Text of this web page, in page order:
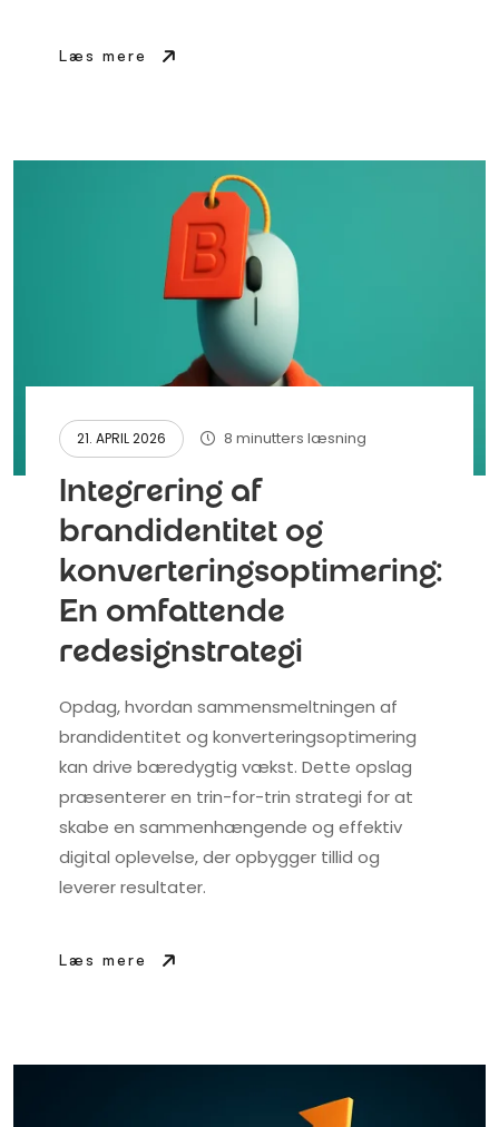
Læs mere
21. APRIL 2026 8 minutters læsning
Integrering af
brandidentitet og
konverteringsoptimering:
En omfattende
redesignstrategi
Opdag, hvordan sammensmeltningen af
brandidentitet og konverteringsoptimering
kan drive bæredygtig vækst. Dette opslag
præsenterer en trin-for-trin strategi for at
skabe en sammenhængende og effektiv
digital oplevelse, der opbygger tillid og
leverer resultater.
Læs mere